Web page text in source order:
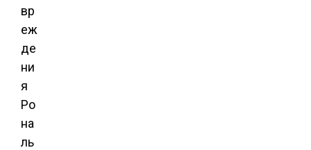
вр
еж
де
ни
я
Ро
на
ль